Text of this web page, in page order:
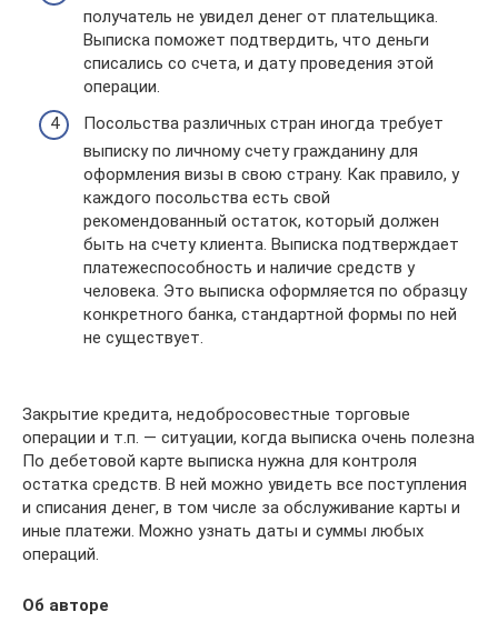
получатель не увидел денег от плательщика.
Выписка поможет подтвердить, что деньги
списались со счета, и дату проведения этой
операции.
Посольства различных стран иногда требует
выписку по личному счету гражданину для
оформления визы в свою страну. Как правило, у
каждого посольства есть свой
рекомендованный остаток, который должен
быть на счету клиента. Выписка подтверждает
платежеспособность и наличие средств у
человека. Это выписка оформляется по образцу
конкретного банка, стандартной формы по ней
не существует.
Закрытие кредита, недобросовестные торговые
операции и т.п. — ситуации, когда выписка очень полезна
По дебетовой карте выписка нужна для контроля
остатка средств. В ней можно увидеть все поступления
и списания денег, в том числе за обслуживание карты и
иные платежи. Можно узнать даты и суммы любых
операций.
Об авторе